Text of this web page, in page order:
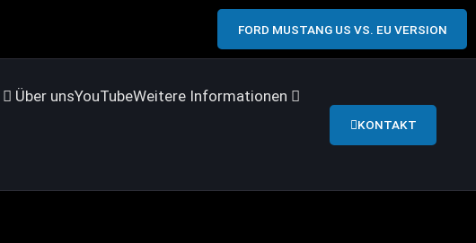
FORD MUSTANG US VS. EU VERSION
Über unsYouTubeWeitere Informationen
KONTAKT